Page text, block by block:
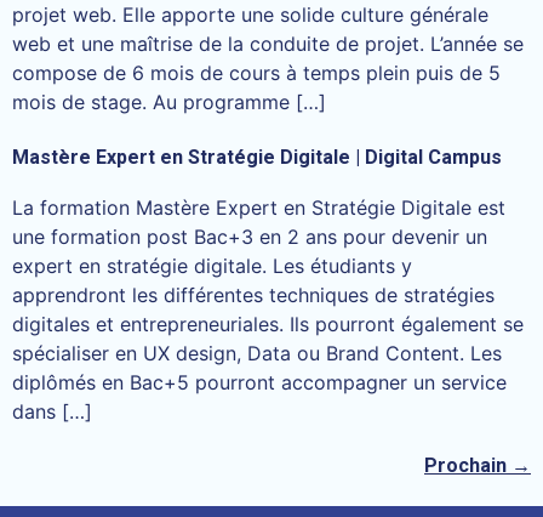
projet web. Elle apporte une solide culture générale
web et une maîtrise de la conduite de projet. L’année se
compose de 6 mois de cours à temps plein puis de 5
mois de stage. Au programme […]
Mastère Expert en Stratégie Digitale | Digital Campus
La formation Mastère Expert en Stratégie Digitale est
une formation post Bac+3 en 2 ans pour devenir un
expert en stratégie digitale. Les étudiants y
apprendront les différentes techniques de stratégies
digitales et entrepreneuriales. Ils pourront également se
spécialiser en UX design, Data ou Brand Content. Les
diplômés en Bac+5 pourront accompagner un service
dans […]
Prochain →